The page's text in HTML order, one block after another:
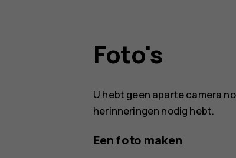
Foto's
U hebt geen aparte camera
herinneringen nodig hebt.
Een foto maken